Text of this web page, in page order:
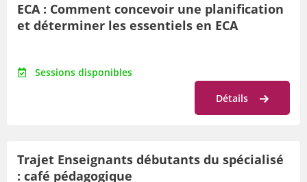
ECA : Comment concevoir une planification
et déterminer les essentiels en ECA
Sessions disponibles
Détails
Trajet Enseignants débutants du spécialisé
: café pédagogique